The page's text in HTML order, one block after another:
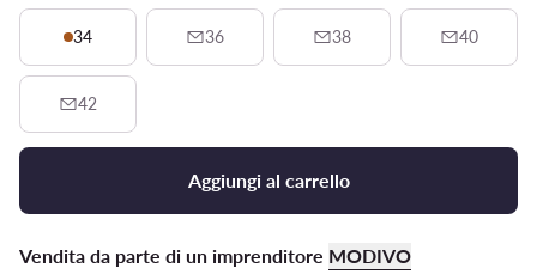
34 36 38 40
42
Aggiungi al carrello
Vendita da parte di un imprenditore MODIVO